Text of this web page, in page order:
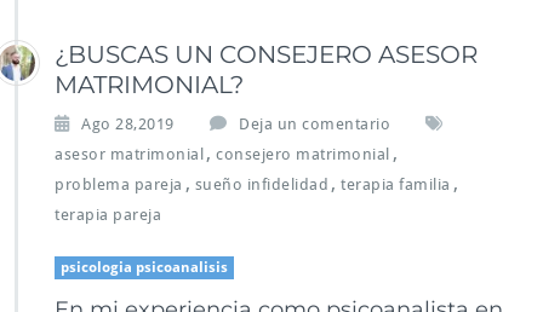
¿BUSCAS UN CONSEJERO ASESOR
MATRIMONIAL?
Ago 28,2019
Deja un comentario
asesor matrimonial , consejero matrimonial ,
problema pareja , sueño infidelidad , terapia familia ,
terapia pareja
psicologia psicoanalisis